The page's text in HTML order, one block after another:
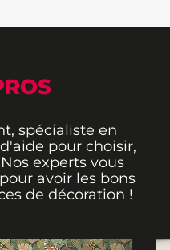
spécialiste en
pour choisir,
experts vous
avoir les bons
de décoration !